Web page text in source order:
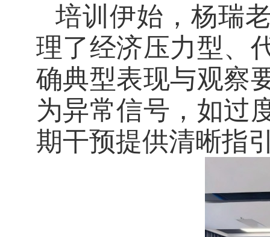
培训伊始，杨瑞
理了经济压力型、
确典型表现与观察
为异常信号，如过
期干预提供清晰指